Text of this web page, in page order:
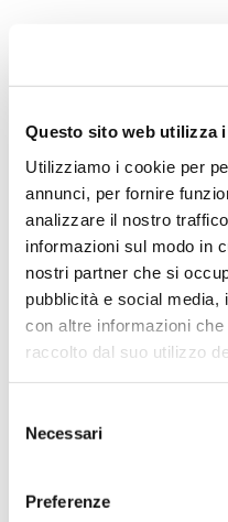
Questo sito web utilizza
Utilizziamo i cookie per
annunci, per fornire
analizzare il nostro
informazioni sul modo in
nostri partner che si
pubblicità e social media,
con altre informazioni
raccolto dal suo utilizzo
delNecessari
Preferenze
di AIAS
FIGURE D.LGS 81/08
11 giugno 2026
Applicazione
sanitaria agli
AIAS Risponde -
FIGURE D.LGS 81/08